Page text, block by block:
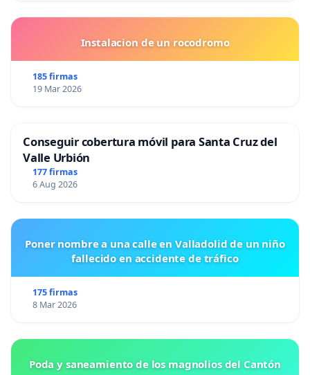
Instalacion de un rocodromo
185 firmas
19 Mar 2026
Conseguir cobertura móvil para Santa Cruz del
Valle Urbión
177 firmas
6 Aug 2026
Poner nombre a una calle en Valladolid de un niño
fallecido en accidente de tráfico
175 firmas
8 Mar 2026
Poda y saneamiento de los magnolios del Cantón